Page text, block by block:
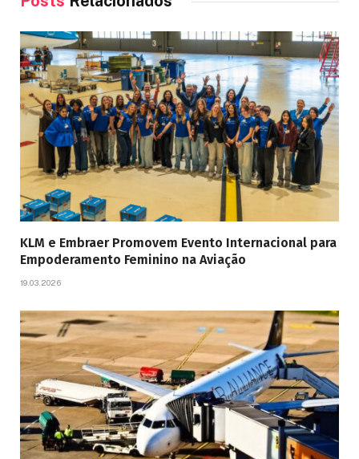
KLM e Embraer Promovem Evento Internacional para
Empoderamento Feminino na Aviação
19.03.2026